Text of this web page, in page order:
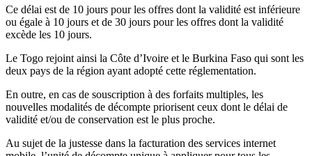
Ce délai est de 10 jours pour les offres dont la validité est inférieure
ou égale à 10 jours et de 30 jours pour les offres dont la validité
excède les 10 jours.
Le Togo rejoint ainsi la Côte d’Ivoire et le Burkina Faso qui sont les
deux pays de la région ayant adopté cette réglementation.
En outre, en cas de souscription à des forfaits multiples, les
nouvelles modalités de décompte priorisent ceux dont le délai de
validité et/ou de conservation est le plus proche.
Au sujet de la justesse dans la facturation des services internet